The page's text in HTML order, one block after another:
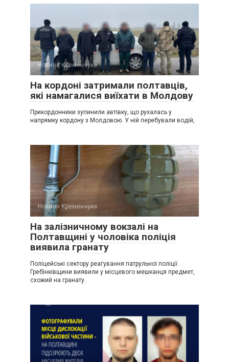
Новини Кременчука
На кордоні затримали полтавців,
які намагалися виїхати в Молдову
Прикордонники зупинили автівку, що рухалась у
напрямку кордону з Молдовою. У ній перебували водій,
Новини Кременчука
На залізничному вокзалі на
Полтавщині у чоловіка поліція
виявила гранату
Поліцейські сектору реагування патрульної поліції
Гребінківщини виявили у місцевого мешканця предмет,
схожий на гранату.